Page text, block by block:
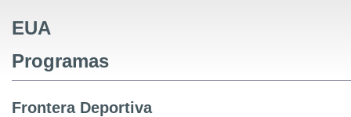
EUA
Programas
Frontera Deportiva